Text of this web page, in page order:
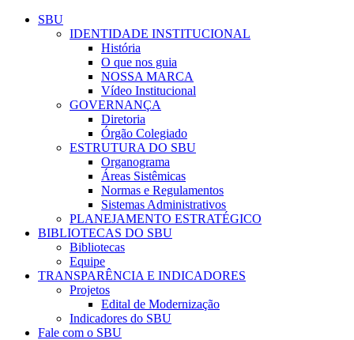
Conteúdo principal
SBU
IDENTIDADE INSTITUCIONAL
História
O que nos guia
NOSSA MARCA
Vídeo Institucional
GOVERNANÇA
Diretoria
Órgão Colegiado
ESTRUTURA DO SBU
Organograma
Áreas Sistêmicas
Normas e Regulamentos
Sistemas Administrativos
PLANEJAMENTO ESTRATÉGICO
BIBLIOTECAS DO SBU
Bibliotecas
Equipe
TRANSPARÊNCIA E INDICADORES
Projetos
Edital de Modernização
Indicadores do SBU
Fale com o SBU